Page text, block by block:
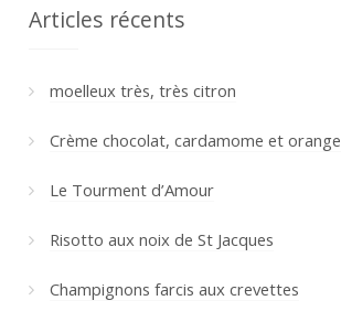
Articles récents
moelleux très, très citron
Crème chocolat, cardamome et orange
Le Tourment d’Amour
Risotto aux noix de St Jacques
Champignons farcis aux crevettes